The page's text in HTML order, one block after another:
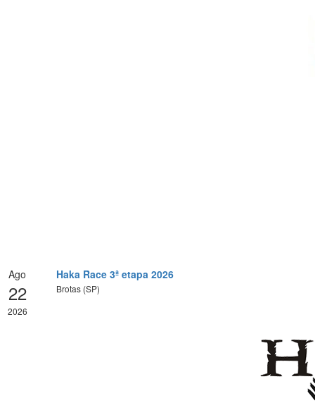
Ago
22
2026
Haka Race 3ª etapa 2026
Brotas (SP)